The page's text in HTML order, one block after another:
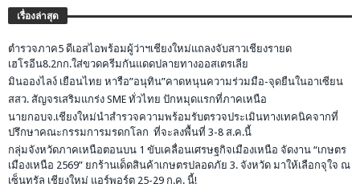
เรื่องล่าสุด
ตำรวจภาค5 ดีเอสไอพร้อมผู้ว่าฯเชียงใหม่แถลงจับสาวเชียงรายด
เฮโรอีน8.2กก.ใส่ขวดครีมกันแดดปลายทางออสเตรเลีย
มินอองไลง์ เยือนไทย หารือ”อนุทิน”คาดหนุนความร่วมมือ-จุดยืนในอาเซียน
สสว. สัญจรเสริมแกร่ง SME ทั่วไทย ปักหมุดแรกที่ภาคเหนือ
นายกอบจ.เชียงใหม่นำสำรวจความพร้อมรับตรวจประเมินทางเทคนิคจากที่
ปรึกษาคณะกรรมการมรดกโลก ที่จะลงพื้นที่ 3-8 ส.ค.นี้
กลุ่มจังหวัดภาคเหนือตอนบน 1 ขับเคลื่อนเศรษฐกิจเมืองเหนือ จัดงาน “เกษตร
เมืองเหนือ 2569” ยกร้านเด็ดสินค้าเกษตรปลอดภัย 3. จังหวัด มาให้เลือกจุใจ ณ
เซ็นทรัล เชียงใหม่ แอร์พอร์ต 25-29 ก.ค. นี้!